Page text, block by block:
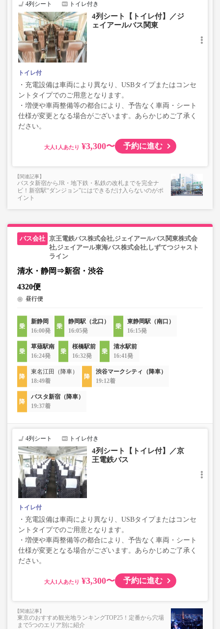
4列シート トイレ付き
4列シート【トイレ付】／ジ
ェイアールバス関東
トイレ付
・充電設備は車両により異なり、USBタイプまたはコンセ
ントタイプでのご用意となります。
・増便や車両整備等の都合により、予告なく車両・シート
仕様が変更となる場合がございます。あらかじめご了承く
ださい。
大人 ¥3,300〜 予約に進む
バスタ新宿からJR・地下鉄・私鉄の改札までを完全ナ
ビ！新宿駅“ダンジョン”にはできるだけ入らないのがポ
イント
京王電鉄バス株式会社,ジェイアールバス関東株式会
社,ジェイアール東海バス株式会社,しずてつジャスト
ライン
清水・静岡⇒新宿・渋谷
4320便
昼行便
新静岡
16:00発
静岡駅（北口）
16:05発
東静岡駅（南口）
16:15発
草薙駅南
16:24発
桜橋駅前
16:32発
清水駅前
16:41発
東名江田（降車）
18:49着
渋谷マークシティ（降車）
19:12着
バスタ新宿（降車）
19:37着
4列シート トイレ付き
4列シート【トイレ付】／京
王電鉄バス
トイレ付
・充電設備は車両により異なり、USBタイプまたはコンセ
ントタイプでのご用意となります。
・増便や車両整備等の都合により、予告なく車両・シート
仕様が変更となる場合がございます。あらかじめご了承く
ださい。
大人 ¥3,300〜 予約に進む
東京のおすすめ観光地ランキングTOP25！定番から穴場
まで5つのエリア別に紹介